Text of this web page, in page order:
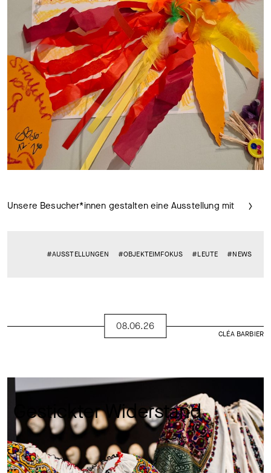
Unsere Besucher*innen gestalten eine Ausstellung mit
#AUSSTELLUNGEN #OBJEKTEIMFOKUS #LEUTE #NEWS
CLÉA BARBIER
08.06.26
Gestickter Widerstand